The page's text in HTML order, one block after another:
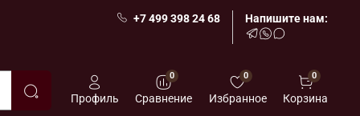
+7 499 398 24 68 Напишите нам:
Профиль
0
Сравнение
0
Избранное
0
Корзина